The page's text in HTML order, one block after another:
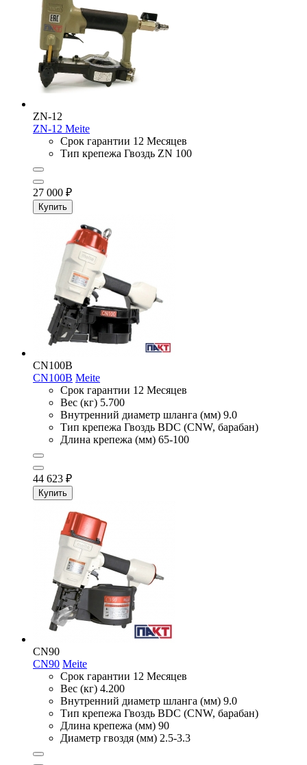
ZN-12
ZN-12 Meite
Срок гарантии 12 Месяцев
Тип крепежа Гвоздь ZN 100
27 000 ₽
Купить
CN100B
CN100B Meite
Срок гарантии 12 Месяцев
Вес (кг) 5.700
Внутренний диаметр шланга (мм) 9.0
Тип крепежа Гвоздь BDC (CNW, барабан)
Длина крепежа (мм) 65-100
44 623 ₽
Купить
CN90
CN90 Meite
Срок гарантии 12 Месяцев
Вес (кг) 4.200
Внутренний диаметр шланга (мм) 9.0
Тип крепежа Гвоздь BDC (CNW, барабан)
Длина крепежа (мм) 90
Диаметр гвоздя (мм) 2.5-3.3